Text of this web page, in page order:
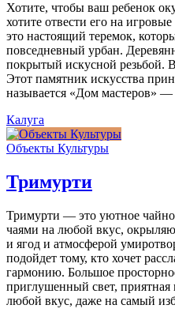
Хотите, чтобы ваш ребенок
хотите отвести его на
это настоящий теремок,
повседневный урбан.
покрытый искусной резьбой.
Этот памятник искусства
называется «Дом мастеров»
Калуга
Объекты Культуры
Тримурти
Тримурти — это уютное
чаями на любой вкус,
и ягод и атмосферой
подойдет тому, кто хочет
гармонию. Большое
приглушенный свет,
любой вкус, даже на самый